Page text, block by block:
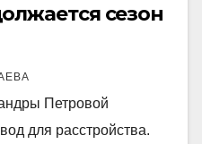
сезон
Петровой
для расстройства.